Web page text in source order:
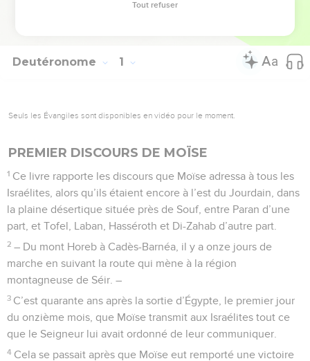
permission. All rights reserved worldwide.
Deutéronome 1
Seuls les Évangiles sont disponibles en vidéo pour le moment.
PREMIER DISCOURS DE MOÏSE
1 Ce livre rapporte les discours que Moïse adressa à tous les
Israélites, alors qu’ils étaient encore à l’est du Jourdain, dans
la plaine désertique située près de Souf, entre Paran d’une
part, et Tofel, Laban, Hasséroth et Di-Zahab d’autre part.
2 – Du mont Horeb à Cadès-Barnéa, il y a onze jours de
marche en suivant la route qui mène à la région
montagneuse de Séir. –
3 C’est quarante ans après la sortie d’Égypte, le premier jour
du onzième mois, que Moïse transmit aux Israélites tout ce
que le Seigneur lui avait ordonné de leur communiquer.
4 Cela se passait après que Moïse eut remporté une victoire
Tout refuser